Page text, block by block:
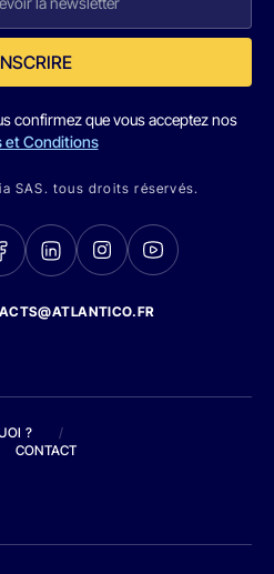
confirmez que vous acceptez nos
et Conditions
SAS. tous droits réservés.
?
/
CONTACT